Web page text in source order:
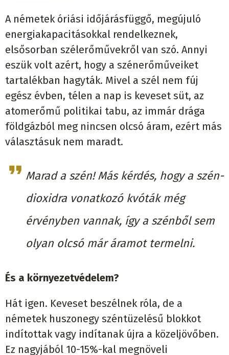
A németek óriási időjárásfüggő, megújuló
energiakapacitásokkal rendelkeznek,
elsősorban szélerőművekről van szó. Annyi
eszük volt azért, hogy a szénerőműveiket
tartalékban hagyták. Mivel a szél nem fúj
egész évben, télen a nap is keveset süt, az
atomerőmű politikai tabu, az immár drága
földgázból meg nincsen olcsó áram, ezért más
választásuk nem maradt.
Marad a szén! Más kérdés, hogy a szén-
dioxidra vonatkozó kvóták még
érvényben vannak, így a szénből sem
olyan olcsó már áramot termelni.
És a környezetvédelem?
Hát igen. Keveset beszélnek róla, de a
németek huszonegy széntüzelésű blokkot
indítottak vagy indítanak újra a közeljövőben.
Ez nagyjából 10-15%-kal megnöveli